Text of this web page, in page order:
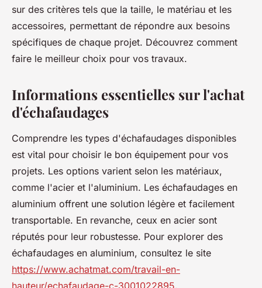
sur des critères tels que la taille, le matériau et les
accessoires, permettant de répondre aux besoins
spécifiques de chaque projet. Découvrez comment
faire le meilleur choix pour vos travaux.
Informations essentielles sur l'achat
d'échafaudages
Comprendre les types d'échafaudages disponibles
est vital pour choisir le bon équipement pour vos
projets. Les options varient selon les matériaux,
comme l'acier et l'aluminium. Les échafaudages en
aluminium offrent une solution légère et facilement
transportable. En revanche, ceux en acier sont
réputés pour leur robustesse. Pour explorer des
échafaudages en aluminium, consultez le site
https://www.achatmat.com/travail-en-